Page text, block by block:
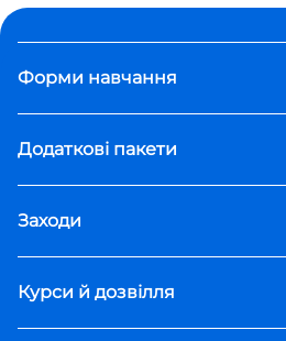
Форми навчання
Додаткові пакети
Заходи
Курси й дозвілля